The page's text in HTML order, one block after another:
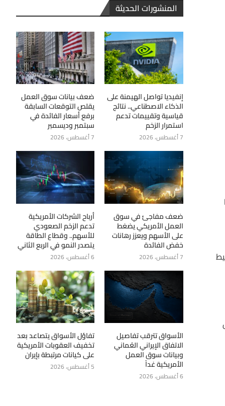
المنشورات الحديثة
إنفيديا تواصل الهيمنة على
الذكاء الاصطناعي.. نتائج
قياسية وتقييمات تدعم
استمرار الزخم
7 أغسطس، 2026
ضعف بيانات سوق العمل
يقلص التوقعات السابقة
برفع أسعار الفائدة في
سبتمبر وديسمبر
7 أغسطس، 2026
ضعف مفاجئ في سوق
العمل الأمريكي يضغط
على الأسهم ويعزز رهانات
خفض الفائدة
7 أغسطس، 2026
أرباح الشركات الأمريكية
تدعم الزخم الصعودي
للأسهم.. وقطاع الطاقة
يتصدر النمو في الربع الثاني
6 أغسطس، 2026
الأسواق تترقب تفاصيل
الاتفاق الإيراني العُماني
وبيانات سوق العمل
الأمريكية غداً
6 أغسطس، 2026
تفاؤل الأسواق يتصاعد بعد
تخفيف العقوبات الأمريكية
على كيانات مرتبطة بإيران
5 أغسطس، 2026